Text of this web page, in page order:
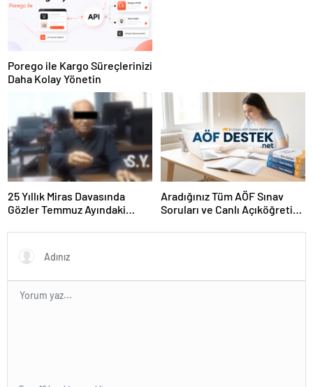
Porego ile Kargo Süreçlerinizi
Daha Kolay Yönetin
25 Yıllık Miras Davasında
Gözler Temmuz Ayındaki
Aradığınız Tüm AÖF Sınav
Soruları ve Canlı Açıköğretim